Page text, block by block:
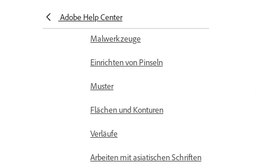
Adobe Help Center
Malen – Übersicht
Malwerkzeuge
Einrichten von Pinseln
Muster
Flächen und Konturen
Verläufe
Arbeiten mit asiatischen Schriften